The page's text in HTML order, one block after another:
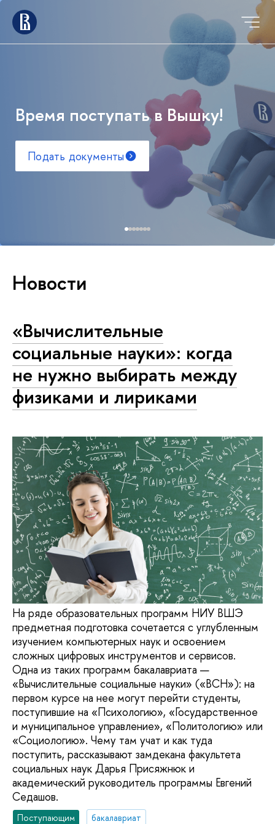
Время поступать в Вышку!
Подать документы
Новости
«Вычислительные
социальные науки»: когда
не нужно выбирать между
физиками и лириками
На ряде образовательных программ НИУ ВШЭ
предметная подготовка сочетается с углубленным
изучением компьютерных наук и освоением
сложных цифровых инструментов и сервисов.
Одна из таких программ бакалавриата —
«Вычислительные социальные науки» («ВСН»): на
первом курсе на нее могут перейти студенты,
поступившие на «Психологию», «Государственное
и муниципальное управление», «Политологию» или
«Социологию». Чему там учат и как туда
поступить, рассказывают замдекана факультета
социальных наук Дарья Присяжнюк и
академический руководитель программы Евгений
Седашов.
Поступающим
бакалавриат